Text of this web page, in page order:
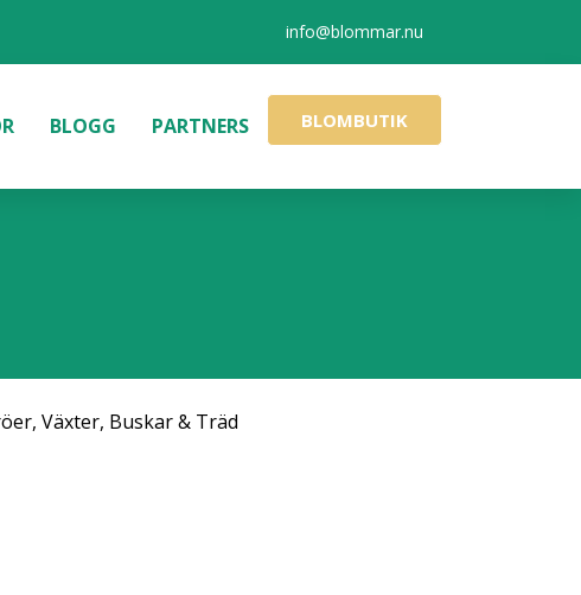
info@blommar.nu
BLOGG PARTNERS BLOMBUTIK
, Växter, Buskar & Träd